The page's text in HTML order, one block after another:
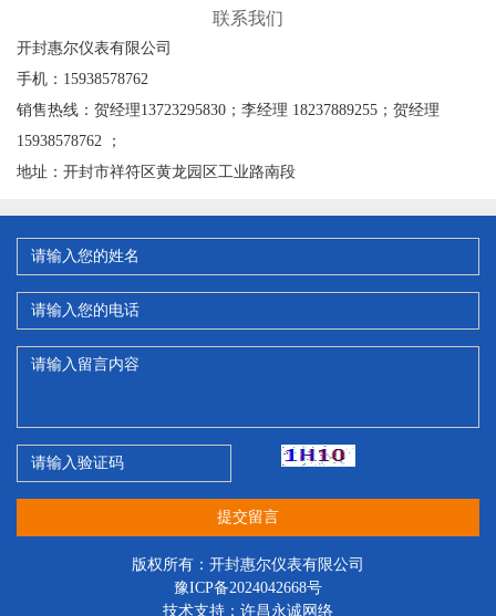
联系我们
开封惠尔仪表有限公司
手机：15938578762
销售热线：贺经理13723295830；李经理 18237889255；贺经理
15938578762 ；
地址：开封市祥符区黄龙园区工业路南段
提交留言
版权所有：开封惠尔仪表有限公司
豫ICP备2024042668号
技术支持： 许昌永诚网络